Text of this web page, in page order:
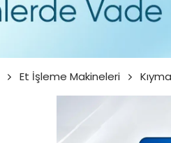
Et İşleme Makineleri